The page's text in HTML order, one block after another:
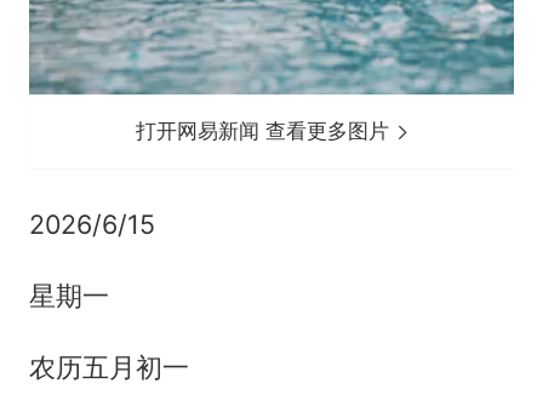
打开网易新闻 查看更多图片
2026/6/15
星期一
农历五月初一